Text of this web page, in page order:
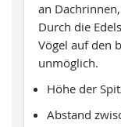
an
Durch die
Vögel auf den
unmöglich.
Höhe der
Abstand